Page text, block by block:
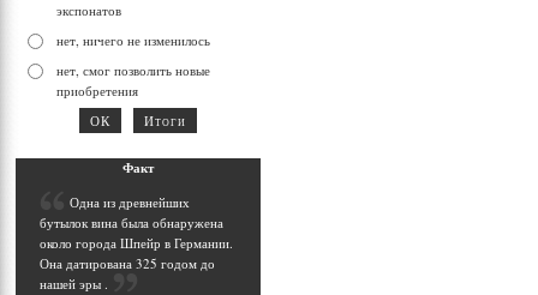
экспонатов
нет, ничего не изменилось
нет, смог позволить новые
приобретения
Факт
Одна из древнейших
бутылок вина была обнаружена
около города Шпейр в Германии.
Она датирована 325 годом до
нашей эры .